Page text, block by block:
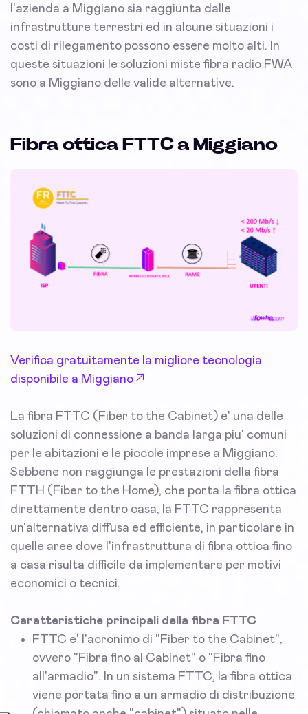
l'azienda a Miggiano sia raggiunta dalle
infrastrutture terrestri ed in alcune situazioni i
costi di rilegamento possono essere molto alti. In
queste situazioni le soluzioni miste fibra radio FWA
sono a Miggiano delle valide alternative.
Fibra ottica FTTC a Miggiano
Verifica gratuitamente la migliore tecnologia
disponibile a Miggiano
La fibra FTTC (Fiber to the Cabinet) e' una delle
soluzioni di connessione a banda larga piu' comuni
per le abitazioni e le piccole imprese a Miggiano.
Sebbene non raggiunga le prestazioni della fibra
FTTH (Fiber to the Home), che porta la fibra ottica
direttamente dentro casa, la FTTC rappresenta
un'alternativa diffusa ed efficiente, in particolare in
quelle aree dove l'infrastruttura di fibra ottica fino
a casa risulta difficile da implementare per motivi
economici o tecnici.
Caratteristiche principali della fibra FTTC
FTTC e' l'acronimo di "Fiber to the Cabinet",
ovvero "Fibra fino al Cabinet" o "Fibra fino
all'armadio". In un sistema FTTC, la fibra ottica
viene portata fino a un armadio di distribuzione